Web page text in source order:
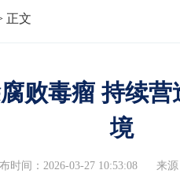
正文
败毒瘤 持续
境
时间：2026-03-27 10:53:08 来